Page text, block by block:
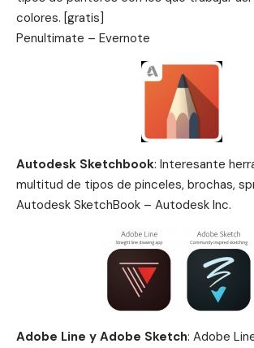
colores. [gratis]
Penultimate – Evernote
Autodesk Sketchbook: Interesante
multitud de tipos de pinceles, brochas,
Autodesk SketchBook – Autodesk Inc.
Adobe Line y Adobe Sketch: Adobe